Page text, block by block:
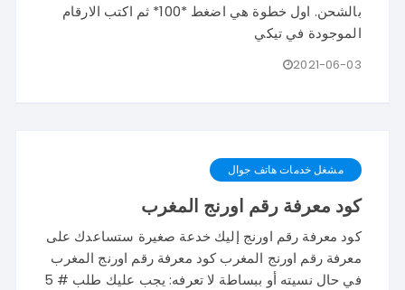
بالشحن. اول خطوة هي اضغط *100* ثم اكتب الارقام
الموجودة في تيكي
2021-06-03
مشغل خدمات هاتف جوال
كود معرفة رقم اورنج المغرب
كود معرفة رقم اورنج إليك خدعة صغيرة ستساعدك على
معرفة رقم اورنج المغرب كود معرفة رقم اورنج المغرب
في حال نسيته أو ببساطة لا تعرفه: يجب عليك طلب # 5